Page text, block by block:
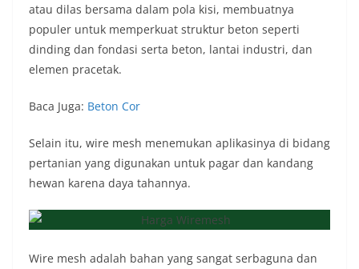
atau dilas bersama dalam pola kisi, membuatnya
populer untuk memperkuat struktur beton seperti
dinding dan fondasi serta beton, lantai industri, dan
elemen pracetak.
Baca Juga: Beton Cor
Selain itu, wire mesh menemukan aplikasinya di bidang
pertanian yang digunakan untuk pagar dan kandang
hewan karena daya tahannya.
Wire mesh adalah bahan yang sangat serbaguna dan